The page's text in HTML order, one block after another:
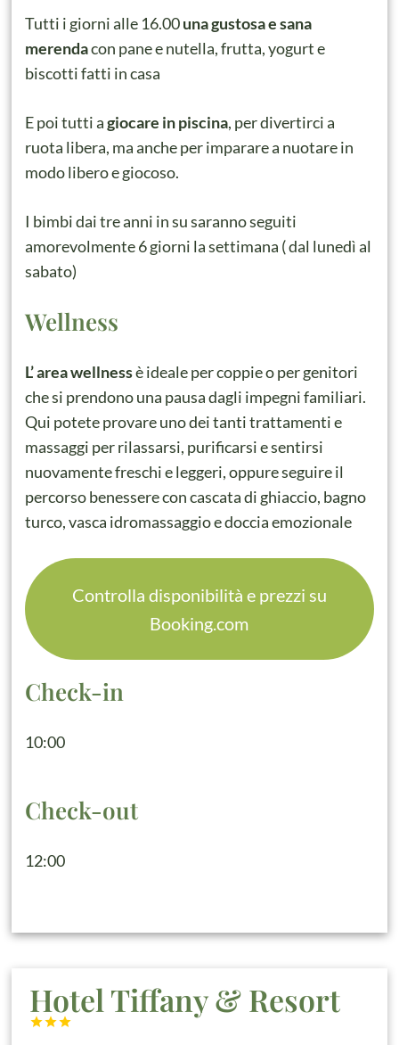
Tutti i giorni alle 16.00una gustosa e sana
merendacon pane e nutella, frutta, yogurt e
biscotti fatti in casa
E poi tutti agiocare in piscina, per divertirci a
ruota libera, ma anche per imparare a nuotare in
modo libero e giocoso.
I bimbi dai tre anni in su saranno seguiti
amorevolmente 6 giorni la settimana ( dal lunedì al
sabato)
Wellness
L’ area wellnessè ideale per coppie o per genitori
che si prendono una pausa dagli impegni familiari.
Qui potete provare uno dei tanti trattamenti e
massaggi per rilassarsi, purificarsi e sentirsi
nuovamente freschi e leggeri, oppure seguire il
percorso benessere con cascata di ghiaccio, bagno
turco, vasca idromassaggio e doccia emozionale
Controlla disponibilità e prezzi su
Booking.com
Check-in
10:00
Check-out
12:00
Hotel Tiffany & Resort


